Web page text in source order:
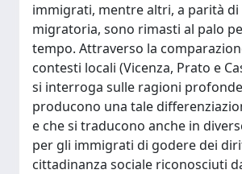
immigrati, mentre altri, a parità
migratoria, sono rimasti al palo
tempo. Attraverso la
contesti locali (Vicenza, Prato e
si interroga sulle ragioni
producono una tale
e che si traducono anche in
per gli immigrati di godere dei
cittadinanza sociale riconosciuti